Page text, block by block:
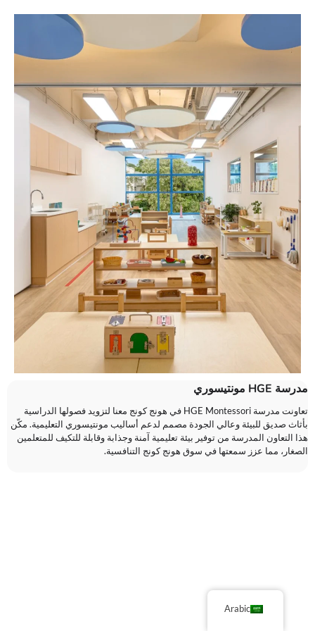
مدرسة HGE مونتيسوري
تعاونت مدرسة HGE Montessori في هونج كونج معنا لتزويد فصولها الدراسية
بأثاث صديق للبيئة وعالي الجودة مصمم لدعم أساليب مونتيسوري التعليمية. مكّن
هذا التعاون المدرسة من توفير بيئة تعليمية آمنة وجذابة وقابلة للتكيف للمتعلمين
الصغار، مما عزز سمعتها في سوق هونج كونج التنافسية.
Arabic